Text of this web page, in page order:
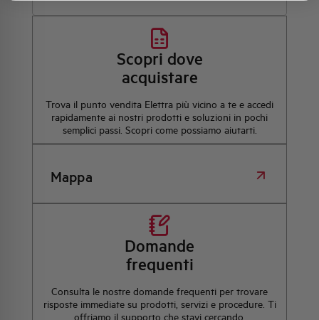
Scopri dove
acquistare
Trova il punto vendita Elettra più vicino a te e accedi
rapidamente ai nostri prodotti e soluzioni in pochi
semplici passi. Scopri come possiamo aiutarti.
Mappa
Domande
frequenti
Consulta le nostre domande frequenti per trovare
risposte immediate su prodotti, servizi e procedure. Ti
offriamo il supporto che stavi cercando.